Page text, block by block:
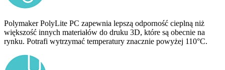
Polymaker PolyLite PC zapewnia lepszą odporność cieplną niż
większość innych materiałów do druku 3D, które są obecnie na
rynku. Potrafi wytrzymać temperatury znacznie powyżej 110°C.